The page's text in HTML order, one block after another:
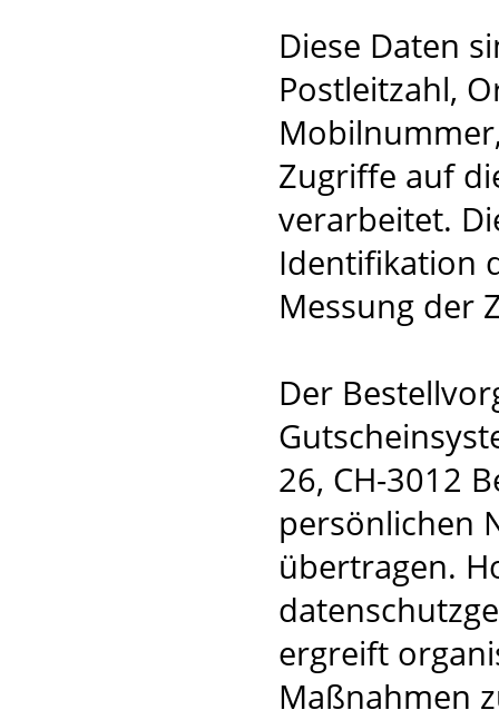
Diese Daten
Postleitzahl,
Zugriffe auf
verarbeitet.
Identifikation
Messung der
Der
26, CH-3012
persönlichen
übertragen.
ergreift
Maßnahmen